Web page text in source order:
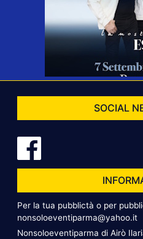
SOCIAL
Per la tua pubblictà o per
nonsoloeventiparma@yahoo.it
Nonsoloeventiparma di Airò